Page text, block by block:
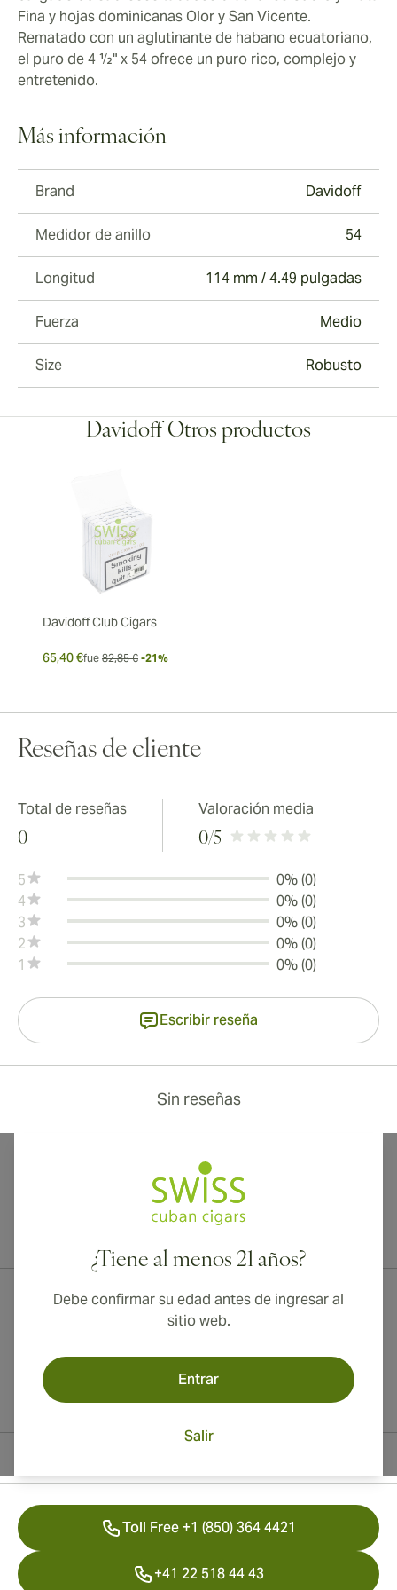
Fina y hojas dominicanas Olor y San Vicente.
Rematado con un aglutinante de habano ecuatoriano,
el puro de 4 ½" x 54 ofrece un puro rico, complejo y
entretenido.
Más información
Brand Davidoff
Medidor de anillo 54
Longitud 114 mm / 4.49 pulgadas
Fuerza Medio
Size Robusto
Davidoff Otros productos
Davidoff Club Cigars
65,40 €fue 82,85 € -21%
Reseñas de cliente
Total de reseñas
0
Valoración media
0/5
5
0% (0)
4
0% (0)
3
0% (0)
2
0% (0)
1
0% (0)
Escribir reseña
Sin reseñas
¿Tiene al menos 21 años?
Debe confirmar su edad antes de ingresar al
sitio web.
Entrar
Salir
Toll Free +1 (850) 364 4421
+41 22 518 44 43